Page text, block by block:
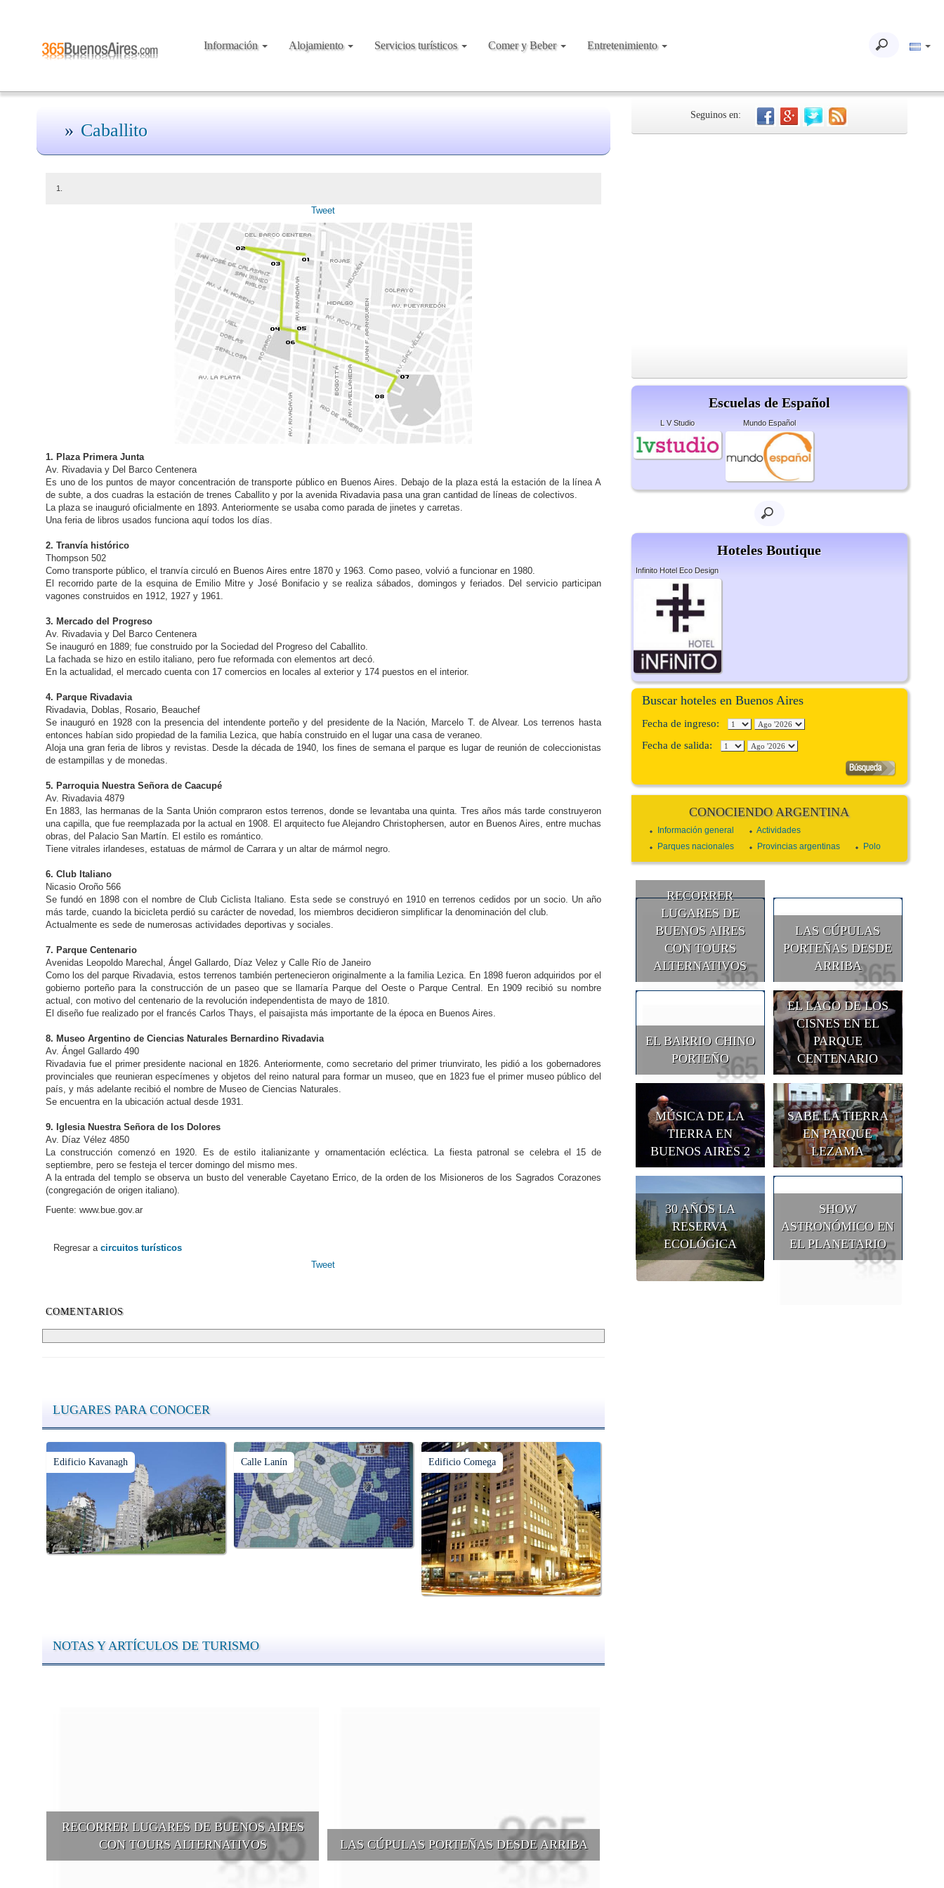
Información Alojamiento Servicios turísticos Comer y Beber Entretenimiento
Caballito
1.
Tweet
1. Plaza Primera Junta
Av. Rivadavia y Del Barco Centenera
Es uno de los puntos de mayor concentración de transporte público en Buenos Aires. Debajo de la plaza está la estación de la línea A
de subte, a dos cuadras la estación de trenes Caballito y por la avenida Rivadavia pasa una gran cantidad de líneas de colectivos.
La plaza se inauguró oficialmente en 1893. Anteriormente se usaba como parada de jinetes y carretas.
Una feria de libros usados funciona aquí todos los días.
2. Tranvía histórico
Thompson 502
Como transporte público, el tranvía circuló en Buenos Aires entre 1870 y 1963. Como paseo, volvió a funcionar en 1980.
El recorrido parte de la esquina de Emilio Mitre y José Bonifacio y se realiza sábados, domingos y feriados. Del servicio participan
vagones construidos en 1912, 1927 y 1961.
3. Mercado del Progreso
Av. Rivadavia y Del Barco Centenera
Se inauguró en 1889; fue construido por la Sociedad del Progreso del Caballito.
La fachada se hizo en estilo italiano, pero fue reformada con elementos art decó.
En la actualidad, el mercado cuenta con 17 comercios en locales al exterior y 174 puestos en el interior.
4. Parque Rivadavia
Rivadavia, Doblas, Rosario, Beauchef
Se inauguró en 1928 con la presencia del intendente porteño y del presidente de la Nación, Marcelo T. de Alvear. Los terrenos hasta
entonces habían sido propiedad de la familia Lezica, que había construido en el lugar una casa de veraneo.
Aloja una gran feria de libros y revistas. Desde la década de 1940, los fines de semana el parque es lugar de reunión de coleccionistas
de estampillas y de monedas.
5. Parroquia Nuestra Señora de Caacupé
Av. Rivadavia 4879
En 1883, las hermanas de la Santa Unión compraron estos terrenos, donde se levantaba una quinta. Tres años más tarde construyeron
una capilla, que fue reemplazada por la actual en 1908. El arquitecto fue Alejandro Christophersen, autor en Buenos Aires, entre muchas
obras, del Palacio San Martín. El estilo es romántico.
Tiene vitrales irlandeses, estatuas de mármol de Carrara y un altar de mármol negro.
6. Club Italiano
Nicasio Oroño 566
Se fundó en 1898 con el nombre de Club Ciclista Italiano. Esta sede se construyó en 1910 en terrenos cedidos por un socio. Un año
más tarde, cuando la bicicleta perdió su carácter de novedad, los miembros decidieron simplificar la denominación del club.
Actualmente es sede de numerosas actividades deportivas y sociales.
7. Parque Centenario
Avenidas Leopoldo Marechal, Ángel Gallardo, Díaz Velez y Calle Río de Janeiro
Como los del parque Rivadavia, estos terrenos también pertenecieron originalmente a la familia Lezica. En 1898 fueron adquiridos por el
gobierno porteño para la construcción de un paseo que se llamaría Parque del Oeste o Parque Central. En 1909 recibió su nombre
actual, con motivo del centenario de la revolución independentista de mayo de 1810.
El diseño fue realizado por el francés Carlos Thays, el paisajista más importante de la época en Buenos Aires.
8. Museo Argentino de Ciencias Naturales Bernardino Rivadavia
Av. Ángel Gallardo 490
Rivadavia fue el primer presidente nacional en 1826. Anteriormente, como secretario del primer triunvirato, les pidió a los gobernadores
provinciales que reunieran especímenes y objetos del reino natural para formar un museo, que en 1823 fue el primer museo público del
país, y más adelante recibió el nombre de Museo de Ciencias Naturales.
Se encuentra en la ubicación actual desde 1931.
9. Iglesia Nuestra Señora de los Dolores
Av. Díaz Vélez 4850
La construcción comenzó en 1920. Es de estilo italianizante y ornamentación ecléctica. La fiesta patronal se celebra el 15 de
septiembre, pero se festeja el tercer domingo del mismo mes.
A la entrada del templo se observa un busto del venerable Cayetano Errico, de la orden de los Misioneros de los Sagrados Corazones
(congregación de origen italiano).
Fuente: www.bue.gov.ar
Regresar acircuitos turísticos
Tweet
COMENTARIOS
LUGARES PARA CONOCER
Edificio Kavanagh Calle Lanín Edificio Comega
NOTAS Y ARTÍCULOS DE TURISMO
RECORRER LUGARES DE BUENOS AIRES
CON TOURS ALTERNATIVOS
LAS CÚPULAS PORTEÑAS DESDE ARRIBA
Seguinos en:
Escuelas de Español
L V Studio Mundo Español
Hoteles Boutique
Infinito Hotel Eco Design
Buscar hoteles en Buenos Aires
Fecha de ingreso:
Fecha de salida:
CONOCIENDO ARGENTINA
Información general
Actividades
Parques nacionales
Provincias argentinas Polo
RECORRER
LUGARES DE
BUENOS AIRES
CON TOURS
ALTERNATIVOS
LAS CÚPULAS
PORTEÑAS DESDE
ARRIBA
EL BARRIO CHINO
PORTEÑO
EL LAGO DE LOS
CISNES EN EL
PARQUE
CENTENARIO
MÚSICA DE LA
TIERRA EN
BUENOS AIRES 2
SABE LA TIERRA
EN PARQUE
LEZAMA
30 AÑOS LA
RESERVA
ECOLÓGICA
SHOW
ASTRONÓMICO EN
EL PLANETARIO